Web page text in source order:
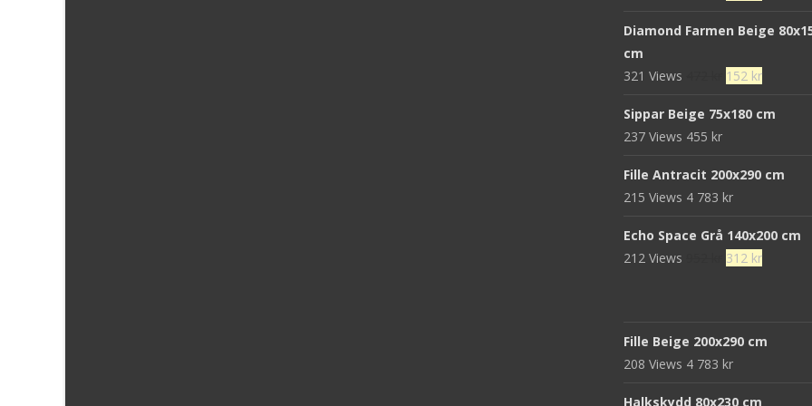
priset
680 kr.
priset
439 kr.
Diamond Farmen Beige
cm
321 Views
Det
priset
152 krDet
priset
Sippar Beige 75x180 cm
237 Views 455 kr
Fille Antracit 200x290 cm
215 Views 4 783 kr
Echo Space Grå 140x200 cm
212 Views
Det
952 kr.
312 krDet
312 kr.
Fille Beige 200x290 cm
208 Views 4 783 kr
Halkskydd 80x230 cm